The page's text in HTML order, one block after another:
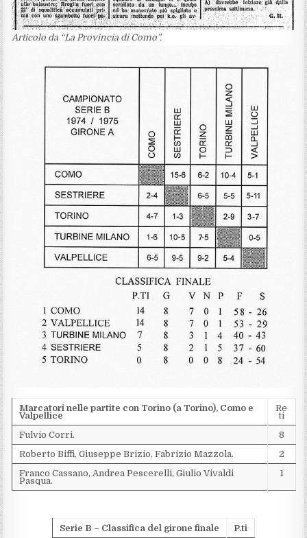
Articolo da “La Provincia di Como”.
Marcatori nelle partite con Torino (a Torino), Como e
Valpellice
Re
ti
Fulvio Corri.
8
Roberto Biffi, Giuseppe Brizio, Fabrizio Mazzola.
2
Franco Cassano, Andrea Pescerelli, Giulio Vivaldi
Pasqua.
1
Serie B – Classifica del girone finale
P.ti